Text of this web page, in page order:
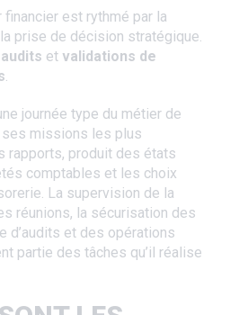
est rythmé par la
prise de décision stratégique.
audits et validations de
.
journée type du métier de
ses missions les plus
rapports, produit des états
comptables et les choix
La supervision de la
réunions, la sécurisation des
d’audits et des opérations
partie des tâches qu’il réalise